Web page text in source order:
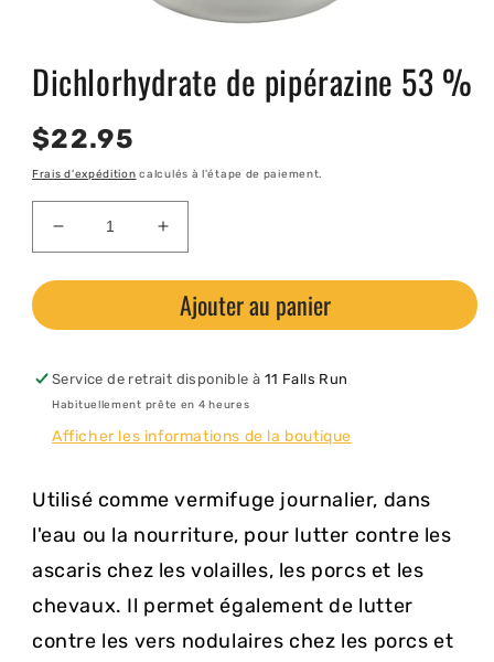
média
dans
fenêtre
modale
Dichlorhydrate de pipérazine 53 %
Prix
habituel
$22.95
Frais d'expédition calculés à l'étape de paiement.
Réduire
la
quantité
Dichlorhydrate
pipérazine
53
Augmenter
la
quantité
de
Dichlorhydrate
pipérazine
53
Ajouter au panier
Service de retrait disponible à 11 Falls Run
Habituellement prête en 4 heures
Afficher les informations de la boutique
Utilisé comme vermifuge journalier, dans
l'eau ou la nourriture, pour lutter contre les
ascaris chez les volailles, les porcs et les
chevaux. Il permet également de lutter
contre les vers nodulaires chez les porcs et